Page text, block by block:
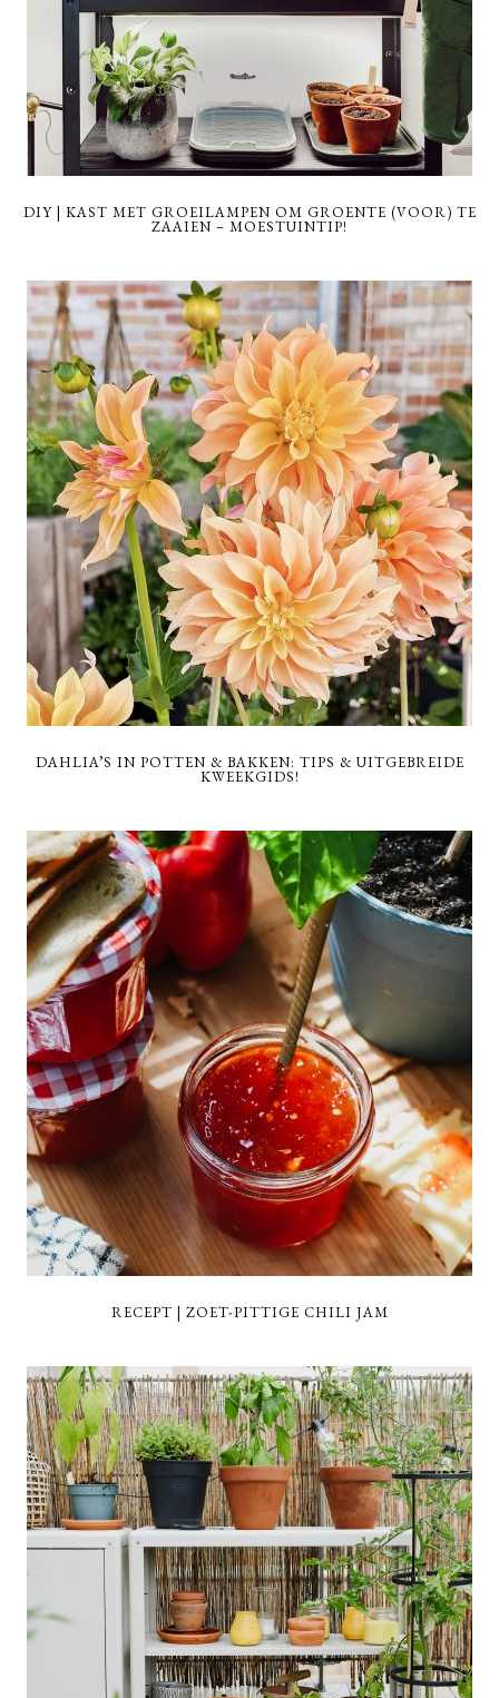
DIY | KAST MET GROEILAMPEN OM GROENTE (VOOR) TE
ZAAIEN – MOESTUINTIP!
DAHLIA’S IN POTTEN & BAKKEN: TIPS & UITGEBREIDE
KWEEKGIDS!
RECEPT | ZOET-PITTIGE CHILI JAM